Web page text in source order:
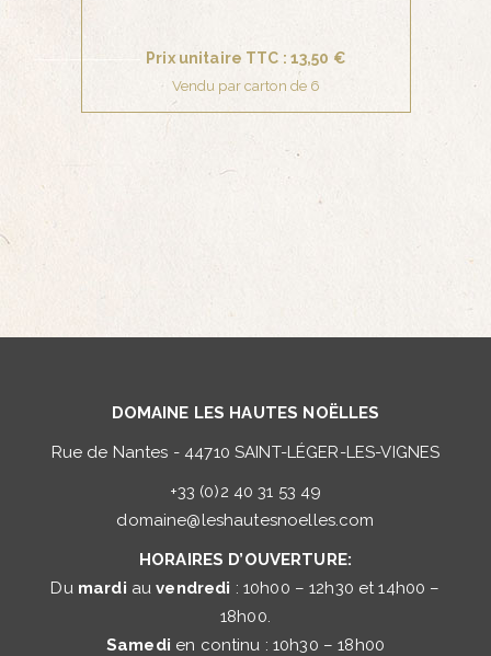
Prix unitaire TTC : 13,50 €
Vendu par carton de 6
DOMAINE LES HAUTES NOËLLES
Rue de Nantes - 44710 SAINT-LÉGER-LES-VIGNES
+33 (0)2 40 31 53 49
domaine@leshautesnoelles.com
HORAIRES D’OUVERTURE:
Du mardi auvendredi : 10h00 – 12h30 et 14h00 –
18h00.
Samedi en continu : 10h30 – 18h00